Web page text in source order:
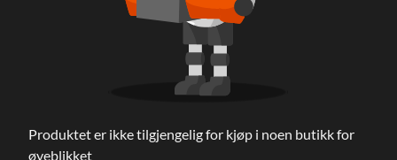
Produktet er ikke tilgjengelig for kjøp i noen butikk for
øyeblikket